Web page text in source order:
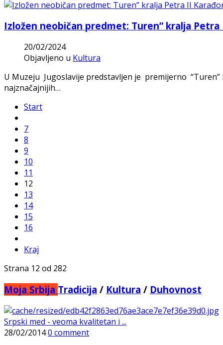
Izložen neobičan predmet: Turen” kralja
20/02/2024
Objavljeno u Kultura
U Muzeju Jugoslavije predstavljen je premijerno “Turen”
najznačajnijih…
Start
7
8
9
10
11
12
13
14
15
16
Kraj
Strana 12 od 282
Moja Srbija Tradicija / Kultura / Duhovnost
Srpski med - veoma kvalitetan i ...
28/02/20140 comment